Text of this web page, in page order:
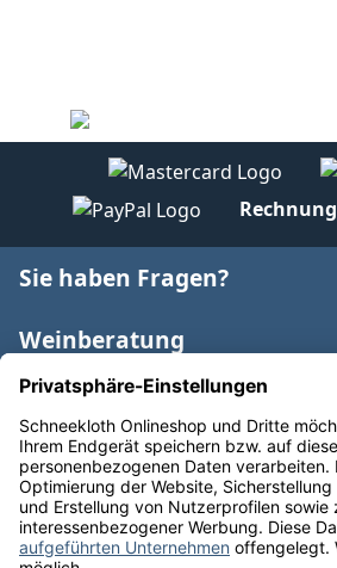
Rechnung
Sie haben Fragen?
Weinberatung
Informationen
Weinkategorien
Internationaler Wein